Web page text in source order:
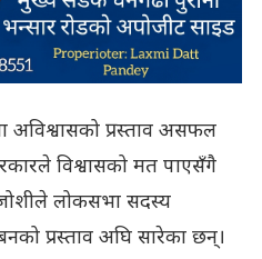
अविश्वासको प्रस्ताव असफल
विश्वासको मत पाएसँगै
जोशीले लोकसभा सदस्य
प्रस्ताव अघि सारेका छन्।